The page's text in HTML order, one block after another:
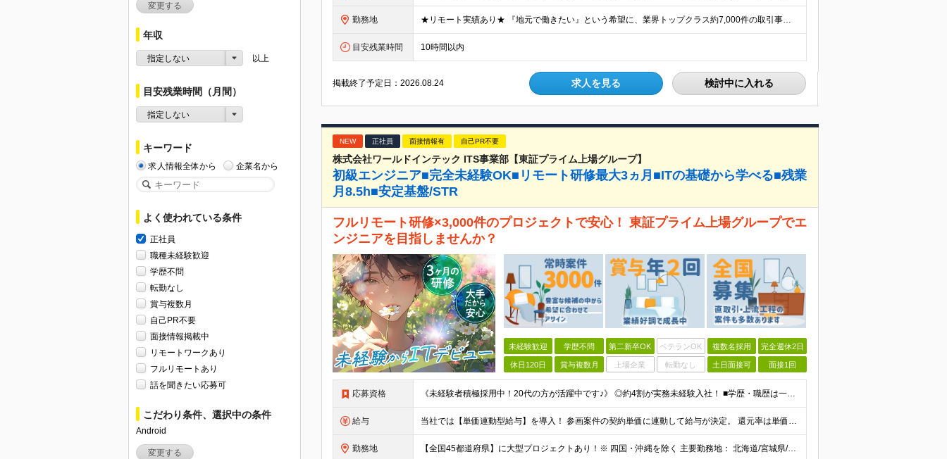
変更する
年収
指定しない 以上
目安残業時間（月間）
指定しない
キーワード
求人情報全体から 企業名から
よく使われている条件
正社員
職種未経験歓迎
学歴不問
転勤なし
賞与複数月
自己PR不要
面接情報掲載中
リモートワークあり
フルリモートあり
話を聞きたい応募可
こだわり条件、選択中の条件
Android
変更する
勤務地 ★リモート実績あり★ 『地元で働きたい』という希望に、業界トップクラス約7,000件の取引事業所数、90,000件以上のプロジェクトから検討をいたします。 全国の取引先での就業となります（沖縄を除
目安残業時間 10時間以内
掲載終了予定日：2026.08.24 求人を見る 検討中に入れる
NEW 正社員 面接情報有 自己PR不要
株式会社ワールドインテック ITS事業部【東証プライム上場グループ】
初級エンジニア■完全未経験OK■リモート研修最大3ヵ月■ITの基礎から学べる■残業
月8.5h■安定基盤/STR
フルリモート研修×3,000件のプロジェクトで安心！ 東証プライム上場グループでエ
ンジニアを目指しませんか？
未経験歓迎 学歴不問 第二新卒OK ベテランOK 複数名採用 完全週休2日
休日120日 賞与複数月 上場企業 転勤なし 土日面接可 面接1回
応募資格 《未経験者積極採用中！20代の方が活躍中です♪》 ◎約4割が実務未経験入社！ ■学歴・職歴は一切問いません！ ■第二新卒の方もお気軽にご相談ください♪ ■入社してから数年は、転勤の可能性があります
給与 当社では【単価連動型給与】を導入！ 参画案件の契約単価に連動して給与が決定。 還元率は単価の【70％～80％】と東証プライム上場グループとして高水準です！（社会保険料・教育コスト含む） ■関東：月給
勤務地 【全国45都道府県】に大型プロジェクトあり！※ 四国・沖縄を除く 主要勤務地： 北海道/宮城県/栃木県/埼玉県/千葉県/東京都/神奈川県/愛知県/大阪府/京都府/兵庫県/広島県/福岡県/熊本県 ※勤